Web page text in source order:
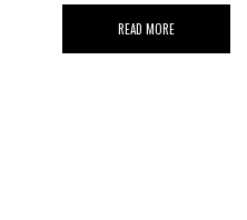
READ MORE